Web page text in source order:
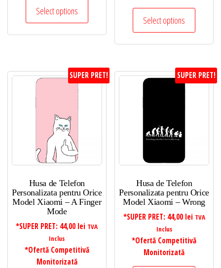
Select options
Select options
SUPER PRET!
Husa de Telefon
Personalizata pentru Orice
Model Xiaomi – A Finger
Mode
*SUPER PRET: 44,00 lei TVA
Inclus
*Ofertă Competitivă
Monitorizată
SUPER PRET!
Husa de Telefon
Personalizata pentru Orice
Model Xiaomi – Wrong
*SUPER PRET: 44,00 lei TVA
Inclus
*Ofertă Competitivă
Monitorizată